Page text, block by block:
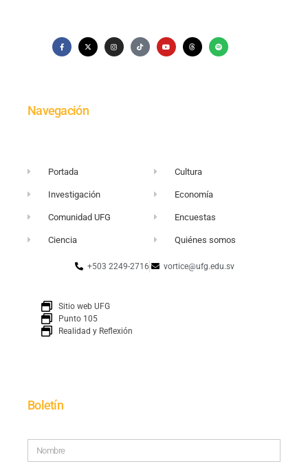
Navegación
Portada
Investigación
Comunidad UFG
Ciencia
Cultura
Economía
Encuestas
Quiénes somos
+503 2249-2716 vortice@ufg.edu.sv
Sitio web UFG
Punto 105
Realidad y Reflexión
Boletín